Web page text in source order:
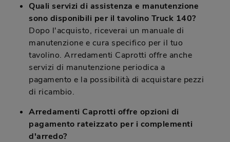
Quali servizi di assistenza e manutenzione
sono disponibili per il tavolino Truck 140?
Dopo l'acquisto, riceverai un manuale di
manutenzione e cura specifico per il tuo
tavolino. Arredamenti Caprotti offre anche
servizi di manutenzione periodica a
pagamento e la possibilità di acquistare pezzi
di ricambio.
Arredamenti Caprotti offre opzioni di
pagamento rateizzato per i complementi
d'arredo?